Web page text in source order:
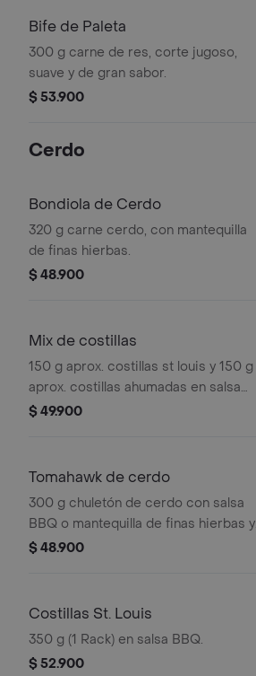
Bife de Paleta
300 g carne de res, corte jugoso,
suave y de gran sabor.
$ 53.900
Cerdo
Bondiola de Cerdo
320 g carne cerdo, con mantequilla
de finas hierbas.
$ 48.900
Mix de costillas
150 g aprox. costillas st louis y 150 g
aprox. costillas ahumadas en salsa
BBQ, papas criollas y 2
$ 49.900
Tomahawk de cerdo
300 g chuletón de cerdo con salsa
BBQ o mantequilla de finas hierbas y
papa en cascos.
$ 48.900
Costillas St. Louis
350 g (1 Rack) en salsa BBQ.
$ 52.900